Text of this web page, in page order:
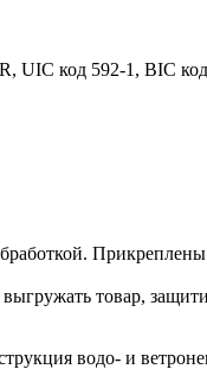
UIC код 592-1, BIC
Прикреплены
товар,
водо- и